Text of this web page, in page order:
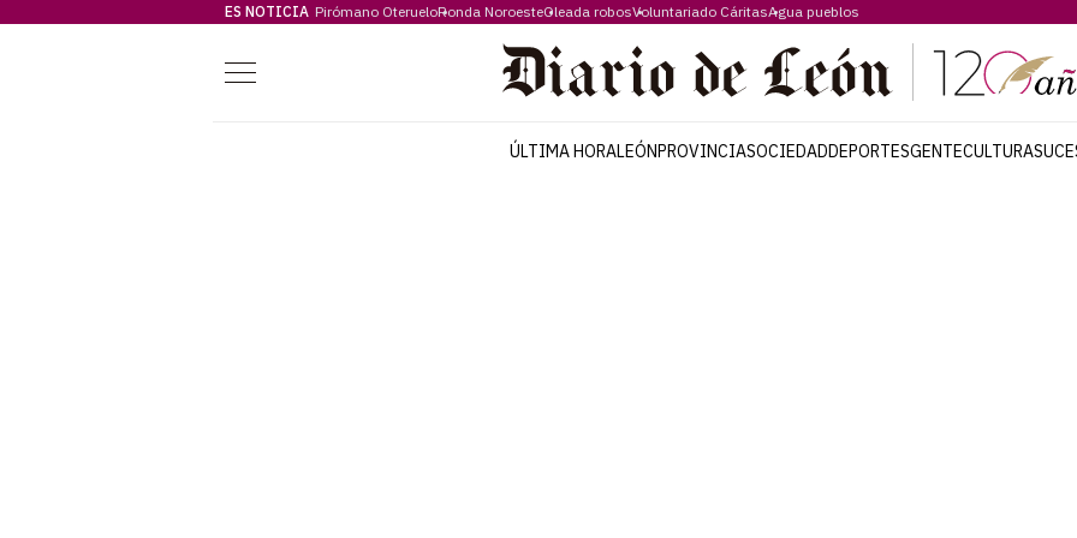
ES NOTICIA Pirómano OterueloRonda NoroesteOleada robosVoluntariado CáritasAgua pueblos
Menú
ÚLTIMA HORALEÓNPROVINCIASOCIEDADDEPORTESGENTECULTURA